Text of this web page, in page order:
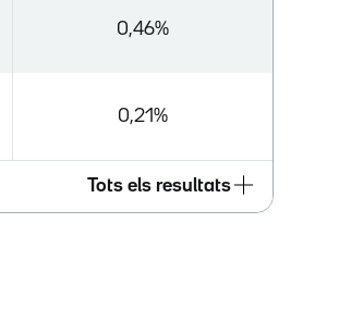
0,46%
0,21%
Tots els resultats